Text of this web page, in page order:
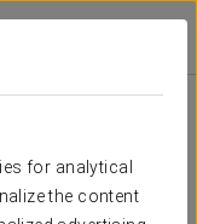
for analytical
the content
и